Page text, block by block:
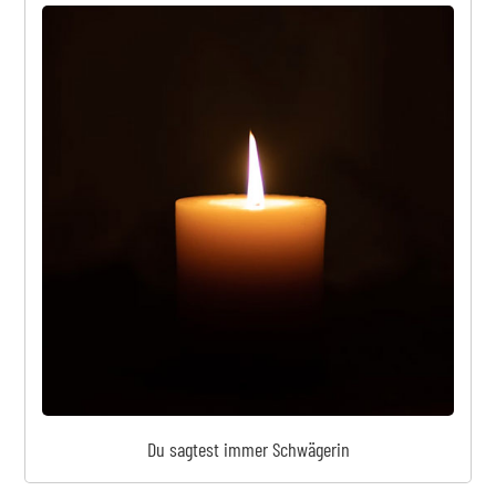
Du sagtest immer Schwägerin